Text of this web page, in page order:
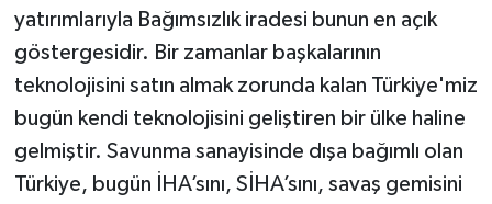
yatırımlarıyla Bağımsızlık iradesi bunun en açık
göstergesidir. Bir zamanlar başkalarının
teknolojisini satın almak zorunda kalan Türkiye'miz
bugün kendi teknolojisini geliştiren bir ülke haline
gelmiştir. Savunma sanayisinde dışa bağımlı olan
Türkiye, bugün İHA’sını, SİHA’sını, savaş gemisini